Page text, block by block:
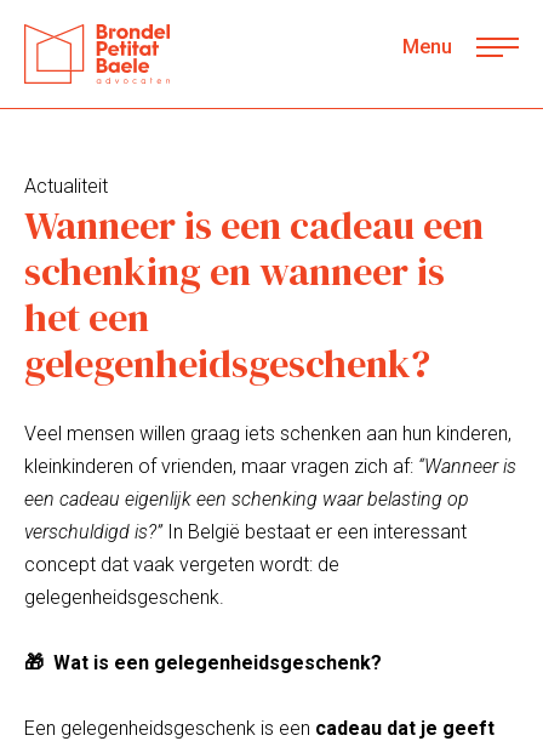
Menu
Actualiteit
Wanneer is een cadeau een
schenking en wanneer is
het een
gelegenheidsgeschenk?
Veel mensen willen graag iets schenken aan hun kinderen,
kleinkinderen of vrienden, maar vragen zich af: “Wanneer is
een cadeau eigenlijk een schenking waar belasting op
verschuldigd is?”In België bestaat er een interessant
concept dat vaak vergeten wordt: de
gelegenheidsgeschenk.
🎁 Wat is een gelegenheidsgeschenk?
Een gelegenheidsgeschenk is een cadeau dat je geeft